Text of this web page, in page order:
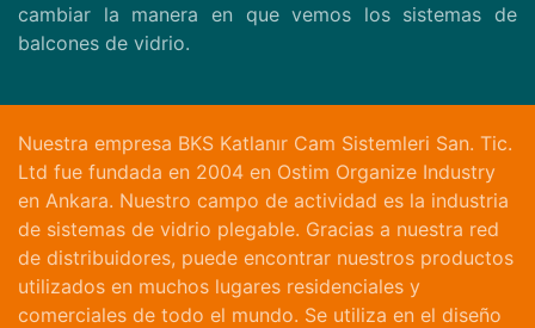
cambiar la manera en que vemos los sistemas de
balcones de vidrio.
Nuestra empresa BKS Katlanır Cam Sistemleri San. Tic.
Ltd fue fundada en 2004 en Ostim Organize Industry
en Ankara. Nuestro campo de actividad es la industria
de sistemas de vidrio plegable. Gracias a nuestra red
de distribuidores, puede encontrar nuestros productos
utilizados en muchos lugares residenciales y
comerciales de todo el mundo. Se utiliza en el diseño